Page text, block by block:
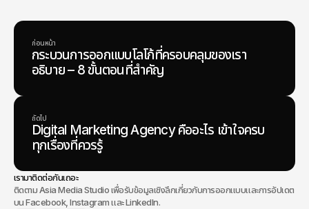
ก่อนหน้า
กระบวนการออกแบบโลโก้ที่ครอบคลุมของเรา
อธิบาย – 8 ขั้นตอนที่สำคัญ
ถัดไป
Digital Marketing Agency คืออะไร เข้าใจครบ
ทุกเรื่องที่ควรรู้
เรามาติดต่อกันเถอะ
ติดตาม Asia Media Studio เพื่อรับข้อมูลเชิงลึกเกี่ยวกับการออกแบบและการอัปเดต
บน Facebook, Instagram และ LinkedIn.